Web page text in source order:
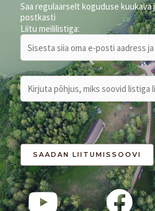
Saa regulaarselt koguduse
postkasti
Liitu meililistiga: